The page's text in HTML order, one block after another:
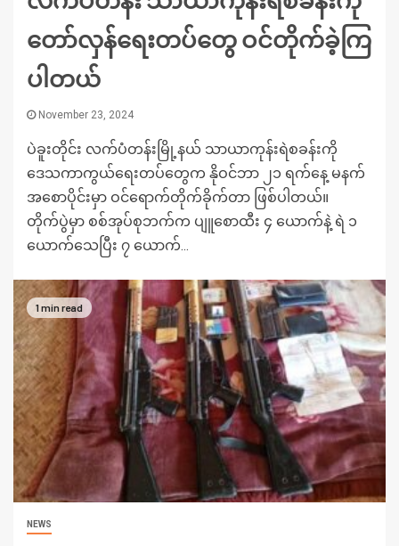
တော်လှန်ရေးတပ်တွေ ဝင်တိုက်ခဲ့ကြ
ပါတယ်
November 23, 2024
ပဲခူးတိုင်း လက်ပံတန်းမြို့နယ် သာယာကုန်းရဲစခန်းကို
ဒေသကာကွယ်ရေးတပ်တွေက နိုဝင်ဘာ ၂၁ ရက်နေ့ မနက်
အစောပိုင်းမှာ ဝင်ရောက်တိုက်ခိုက်တာ ဖြစ်ပါတယ်။
တိုက်ပွဲမှာ စစ်အုပ်စုဘက်က ပျူစောထီး ၄ ယောက်နဲ့ ရဲ ၁
ယောက်သေပြီး ၇ ယောက်...
1 min read
NEWS